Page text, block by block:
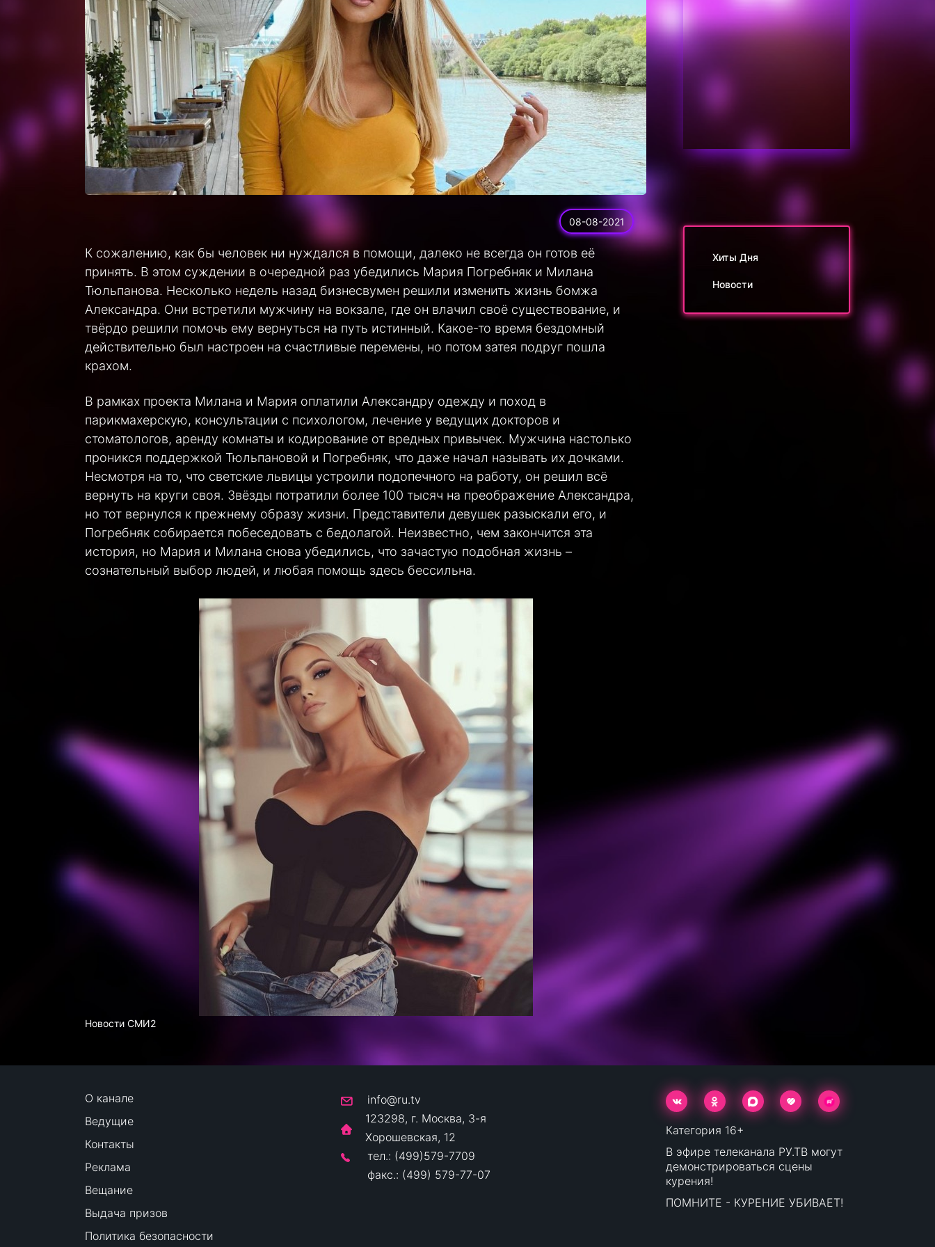
08-08-2021
К сожалению, как бы человек ни нуждался в помощи, далеко не всегда он готов её
принять. В этом суждении в очередной раз убедились Мария Погребняк и Милана
Тюльпанова. Несколько недель назад бизнесвумен решили изменить жизнь бомжа
Александра. Они встретили мужчину на вокзале, где он влачил своё существование, и
твёрдо решили помочь ему вернуться на путь истинный. Какое-то время бездомный
действительно был настроен на счастливые перемены, но потом затея подруг пошла
крахом.
В рамках проекта Милана и Мария оплатили Александру одежду и поход в
парикмахерскую, консультации с психологом, лечение у ведущих докторов и
стоматологов, аренду комнаты и кодирование от вредных привычек. Мужчина настолько
проникся поддержкой Тюльпановой и Погребняк, что даже начал называть их дочками.
Несмотря на то, что светские львицы устроили подопечного на работу, он решил всё
вернуть на круги своя. Звёзды потратили более 100 тысяч на преображение Александра,
но тот вернулся к прежнему образу жизни. Представители девушек разыскали его, и
Погребняк собирается побеседовать с бедолагой. Неизвестно, чем закончится эта
история, но Мария и Милана снова убедились, что зачастую подобная жизнь –
сознательный выбор людей, и любая помощь здесь бессильна.
Новости СМИ2
Хиты Дня
Новости
О канале
Ведущие
Контакты
Реклама
Вещание
Выдача призов
Политика безопасности
info@ru.tv
123298, г. Москва, 3-я
Хорошевская, 12
тел.: (499)579-7709
факс.: (499) 579-77-07
Категория 16+
В эфире телеканала РУ.ТВ могут
демонстрироваться сцены
курения!
ПОМНИТЕ - КУРЕНИЕ УБИВАЕТ!